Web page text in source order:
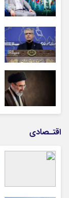
اقتـصادی